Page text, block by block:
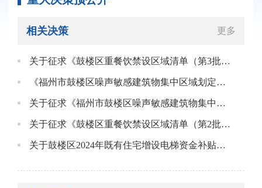
相关决策 更多
关于征求《鼓楼区重餐饮禁设区域清单（第3批，征求意见稿）》的通知
《福州市鼓楼区噪声敏感建筑物集中区域划定方案（征求意见稿）》修改意见告知书的征集结果
关于征求《福州市鼓楼区噪声敏感建筑物集中区域划定方案（征求意见稿）》修改意见的告知书
关于征求《鼓楼区重餐饮禁设区域清单（第2批，征求意见稿）》意见的告知书
关于鼓楼区2024年既有住宅增设电梯资金补贴工作方案》的政策解读